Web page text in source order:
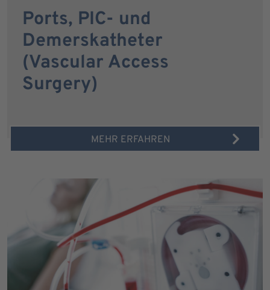
Ports, PIC- und
Demerskatheter
(Vascular Access
Surgery)
MEHR ERFAHREN